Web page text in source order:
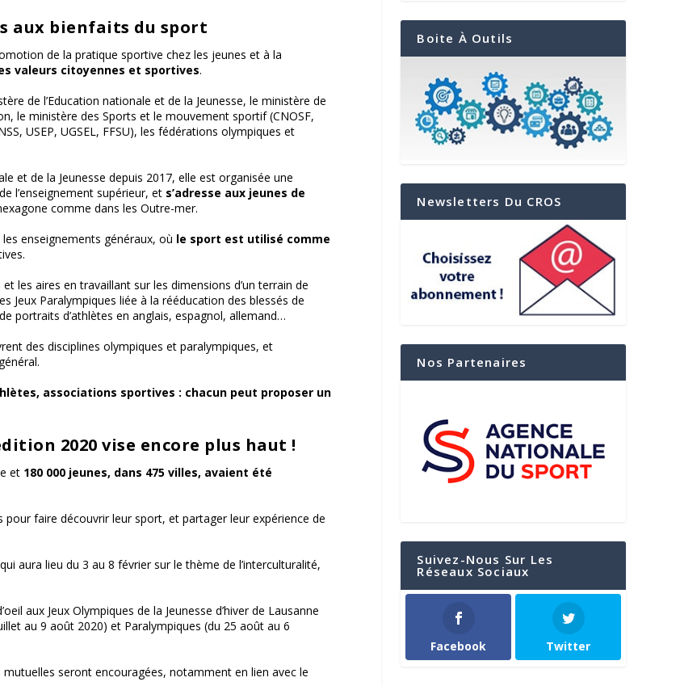
aux bienfaits du sport
de la pratique sportive chez les jeunes et à la
valeurs citoyennes et sportives.
de l’Education nationale et de la Jeunesse, le ministère de
le ministère des Sports et le mouvement sportif (CNOSF,
USEP, UGSEL, FFSU), les fédérations olympiques et
et de la Jeunesse depuis 2017, elle est organisée une
l’enseignement supérieur, et s’adresse aux jeunes de
comme dans les Outre-mer.
enseignements généraux, où le sport est utilisé comme
les aires en travaillant sur les dimensions d’un terrain de
Jeux Paralympiques liée à la rééducation des blessés de
portraits d’athlètes en anglais, espagnol, allemand…
des disciplines olympiques et paralympiques, et
associations sportives : chacun peut proposer un
2020 vise encore plus haut !
et 180 000 jeunes, dans 475 villes, avaient été
faire découvrir leur sport, et partager leur expérience de
aura lieu du 3 au 8 février sur le thème de l’interculturalité,
aux Jeux Olympiques de la Jeunesse d’hiver de Lausanne
au 9 août 2020) et Paralympiques (du 25 août au 6
seront encouragées, notamment en lien avec le
Boite À Outils
Newsletters Du CROS
Nos Partenaires
Suivez-Nous Sur Les
Réseaux Sociaux
Facebook Twitter